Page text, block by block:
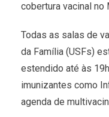
cobertura vacinal no
Todas as salas de
da Família (USFs)
estendido até às
imunizantes como
agenda de